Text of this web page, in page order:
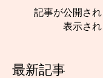
最新記事
記事が公開さ
表示され